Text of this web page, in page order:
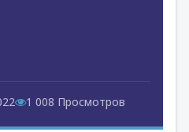
1 008 Просмотров